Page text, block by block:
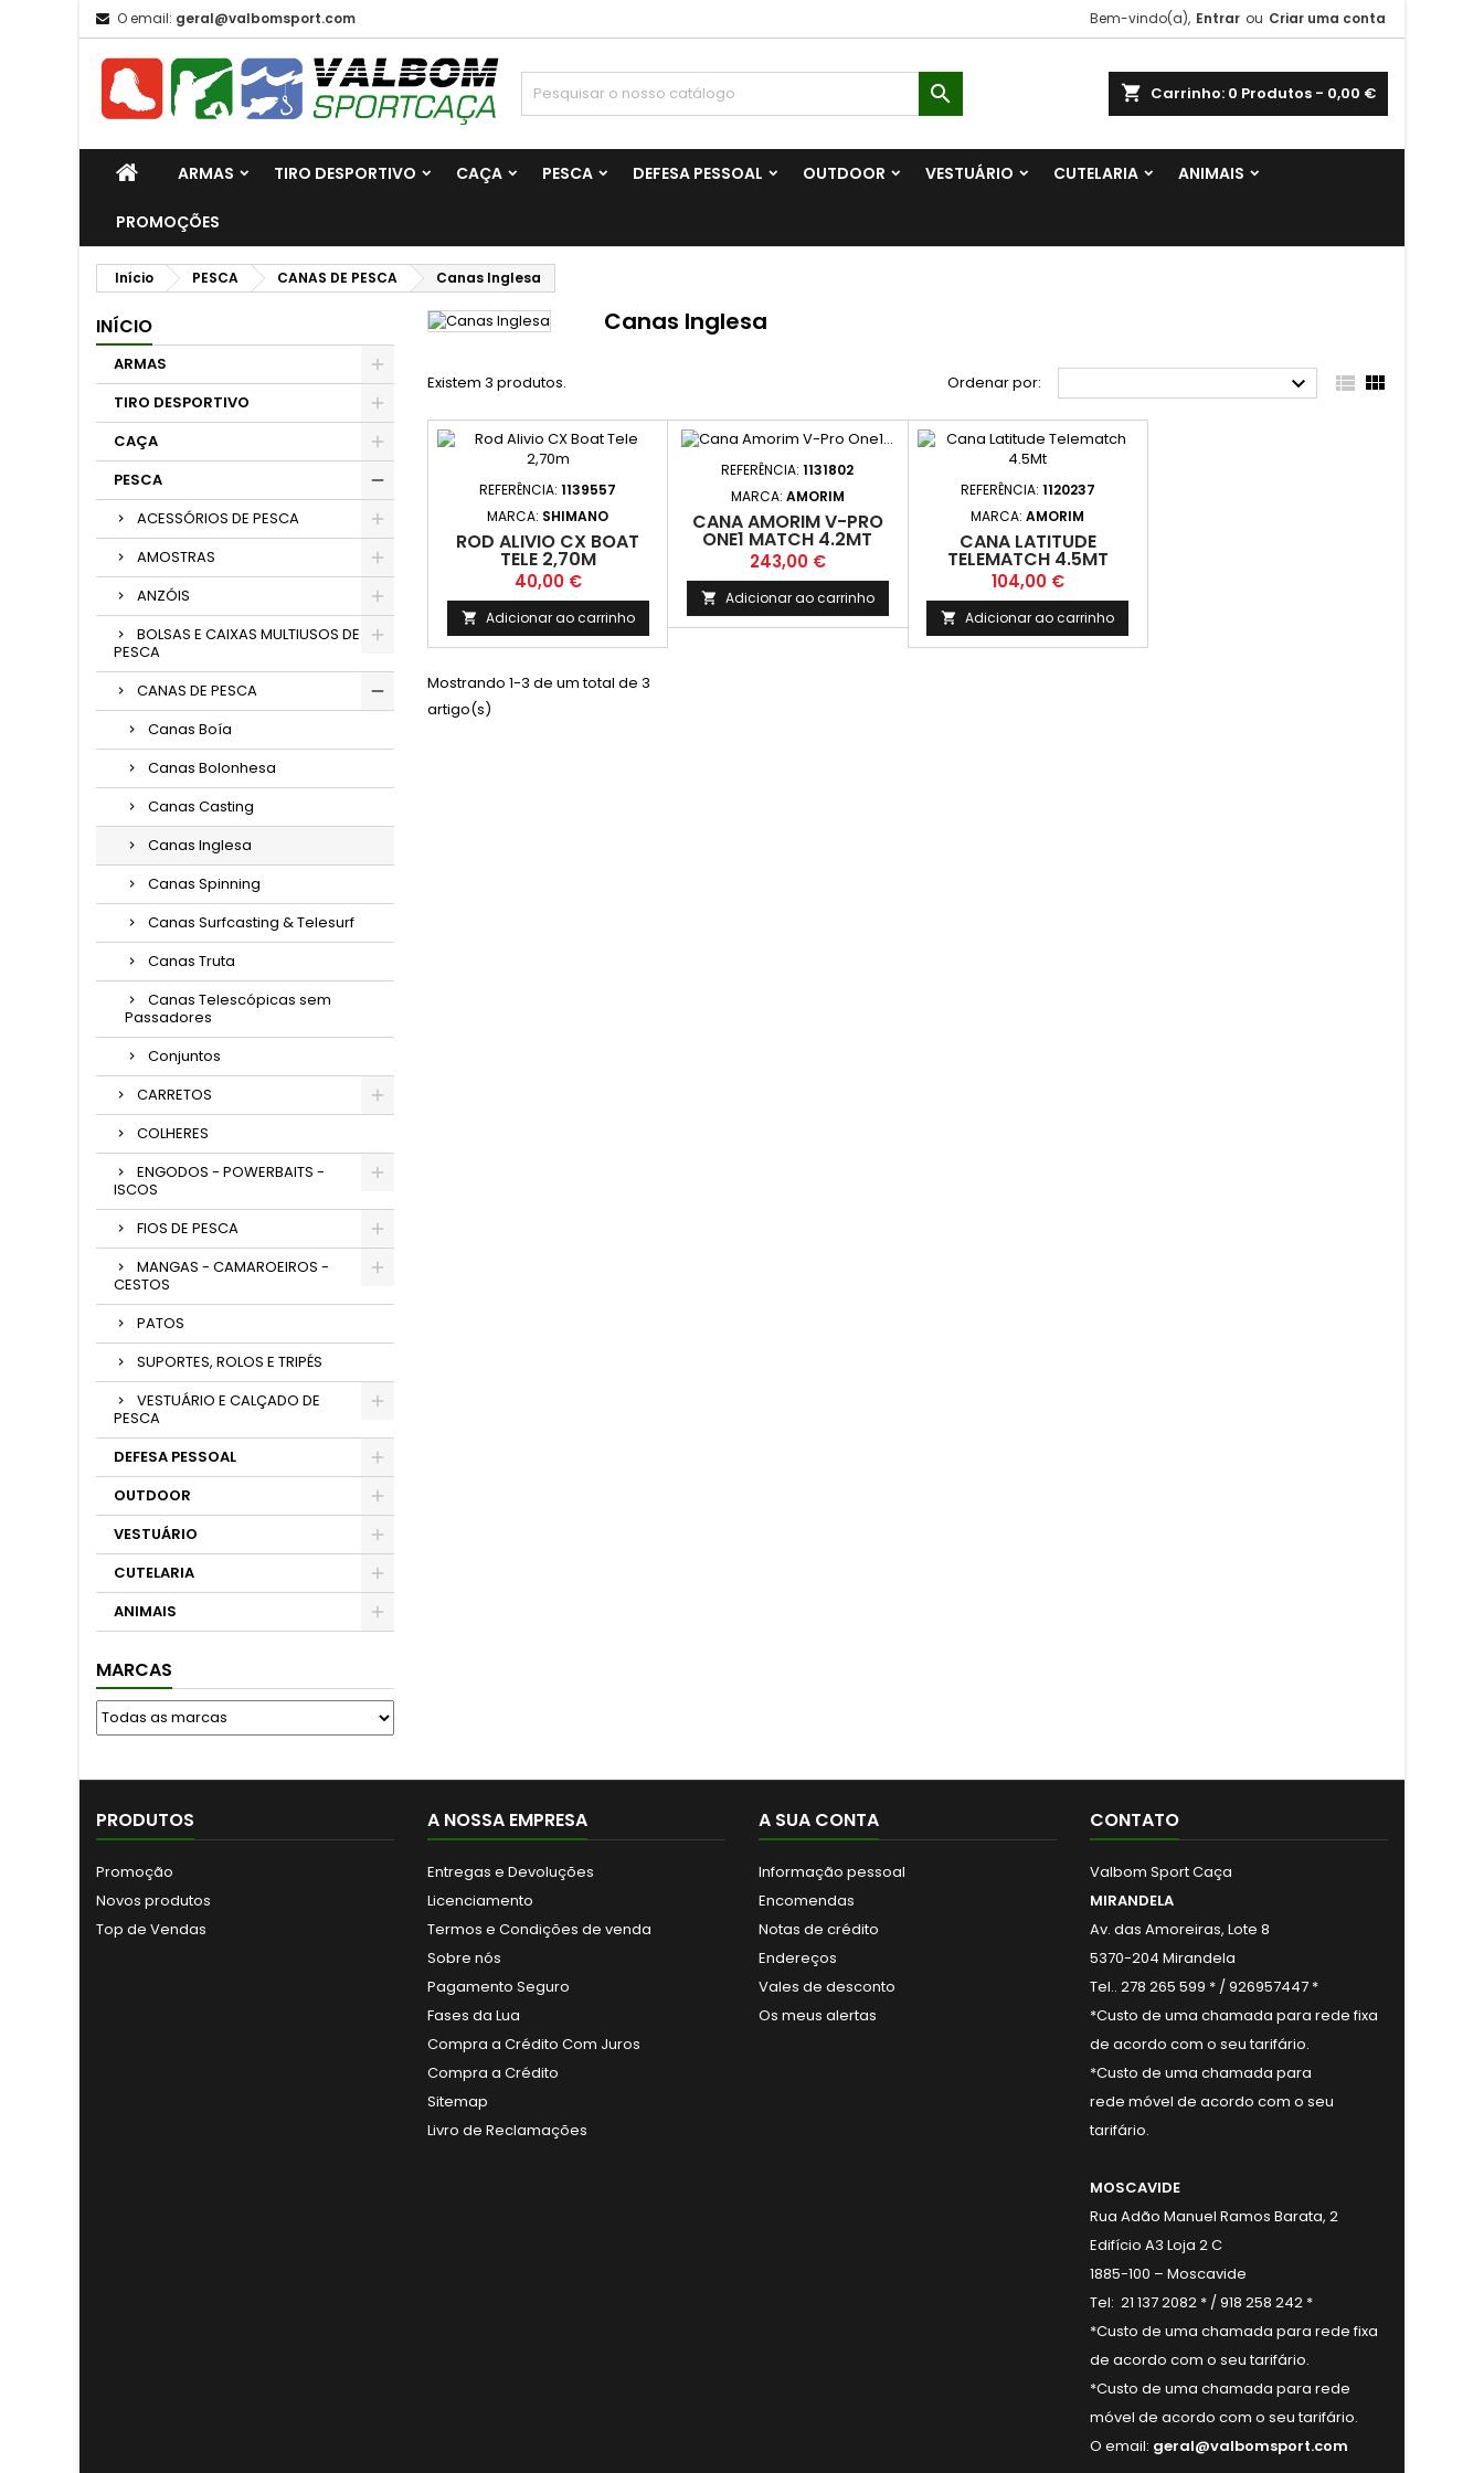
O email: geral@valbomsport.com Bem-vindo(a), Entrar ou Criar uma conta
shopping_cart Carrinho: 0 Produtos - 0,00 €

ARMAS TIRO DESPORTIVO CAÇA PESCA DEFESA PESSOAL OUTDOOR VESTUÁRIO CUTELARIA ANIMAIS
PROMOÇÕES
Início PESCA CANAS DE PESCA Canas Inglesa
INÍCIO
ARMAS
TIRO DESPORTIVO
CAÇA
PESCA
ACESSÓRIOS DE PESCA
AMOSTRAS
ANZÓIS
BOLSAS E CAIXAS MULTIUSOS DE
PESCA
CANAS DE PESCA
Canas Boía
Canas Bolonhesa
Canas Casting
Canas Inglesa
Canas Spinning
Canas Surfcasting & Telesurf
Canas Truta
Canas Telescópicas sem
Passadores
Conjuntos
CARRETOS
COLHERES
ENGODOS - POWERBAITS -
ISCOS
FIOS DE PESCA
MANGAS - CAMAROEIROS -
CESTOS
PATOS
SUPORTES, ROLOS E TRIPÉS
VESTUÁRIO E CALÇADO DE
PESCA
DEFESA PESSOAL
OUTDOOR
VESTUÁRIO
CUTELARIA
ANIMAIS
MARCAS
Canas Inglesa
Existem 3 produtos. Ordenar por:   
REFERÊNCIA:1139557
MARCA: SHIMANO
ROD ALIVIO CX BOAT
TELE 2,70M
Preço
40,00 €
 Adicionar ao carrinho
REFERÊNCIA:1131802
MARCA: AMORIM
CANA AMORIM V-PRO
ONE1 MATCH 4.2MT
HEAVY
Preço
243,00 €
 Adicionar ao carrinho
REFERÊNCIA: 1120237
MARCA:AMORIM
CANA LATITUDE
TELEMATCH 4.5MT
Preço
104,00 €
 Adicionar ao carrinho
Mostrando 1-3 de um total de 3
artigo(s)
PRODUTOS
Promoção
Novos produtos
Top de Vendas
A NOSSA EMPRESA
Entregas e Devoluções
Licenciamento
Termos e Condições de venda
Sobre nós
Pagamento Seguro
Fases da Lua
Compra a Crédito Com Juros
Compra a Crédito
Sitemap
Livro de Reclamações
A SUA CONTA
Informação pessoal
Encomendas
Notas de crédito
Endereços
Vales de desconto
Os meus alertas
CONTATO
Valbom Sport Caça
MIRANDELA
Av. das Amoreiras, Lote 8
5370-204 Mirandela
Tel.. 278 265 599 * / 926957447 *
*Custo de uma chamada para rede fixa
de acordo com o seu tarifário.
*Custo de uma chamada para
rede móvel de acordo com o seu
tarifário.
MOSCAVIDE
Rua Adão Manuel Ramos Barata, 2
Edifício A3 Loja 2 C
1885-100 – Moscavide
Tel: 21 137 2082 * / 918 258 242 *
*Custo de uma chamada para rede fixa
de acordo com o seu tarifário.
*Custo de uma chamada para rede
móvel de acordo com o seu tarifário.
O email: geral@valbomsport.com